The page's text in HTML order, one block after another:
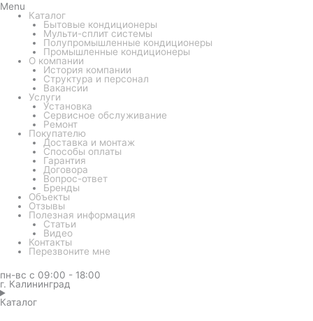
Menu
Каталог
Бытовые кондиционеры
Мульти-сплит системы
Полупромышленные кондиционеры
Промышленные кондиционеры
О компании
История компании
Структура и персонал
Вакансии
Услуги
Установка
Сервисное обслуживание
Ремонт
Покупателю
Доставка и монтаж
Способы оплаты
Гарантия
Договора
Вопрос-ответ
Бренды
Объекты
Отзывы
Полезная информация
Статьи
Видео
Контакты
Перезвоните мне
пн-вс с 09:00 - 18:00
г. Калининград
Каталог